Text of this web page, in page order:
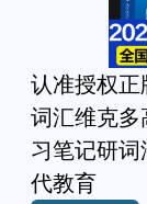
认准授权
词汇维克多
习笔记研
代教育